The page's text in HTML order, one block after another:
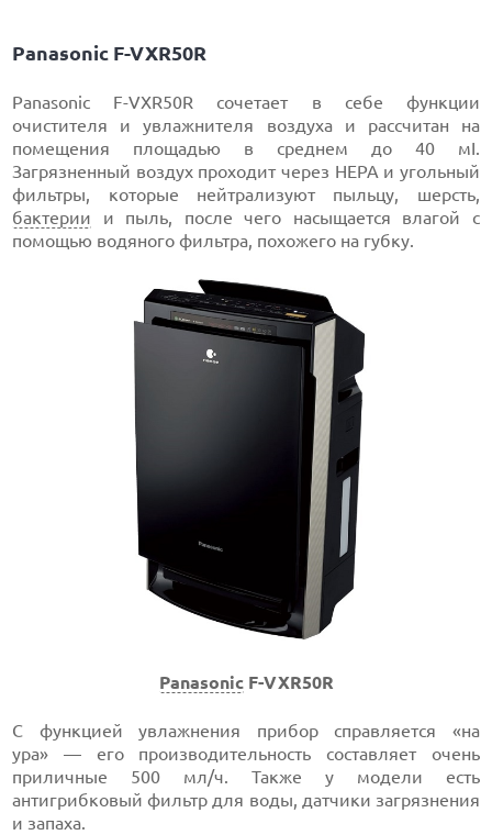
Panasonic F-VXR50R
Panasonic F-VXR50R сочетает в себе функции
очистителя и увлажнителя воздуха и рассчитан на
помещения площадью в среднем до 40 мІ.
Загрязненный воздух проходит через HEPA и угольный
фильтры, которые нейтрализуют пыльцу, шерсть,
бактерии и пыль, после чего насыщается влагой с
помощью водяного фильтра, похожего на губку.
PanasonicF-VXR50R
С функцией увлажнения прибор справляется «на
ура» — его производительность составляет очень
приличные 500 мл/ч. Также у модели есть
антигрибковый фильтр для воды, датчики загрязнения
и запаха.